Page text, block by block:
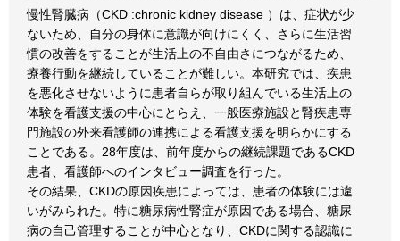
慢性腎臓病（CKD :chronic kidney disease ）は、症状が少
ないため、自分の身体に意識が向けにくく、さらに生活習
慣の改善をすることが生活上の不自由さにつながるため、
療養行動を継続していることが難しい。本研究では、疾患
を悪化させないように患者自らが取り組んでいる生活上の
体験を看護支援の中心にとらえ、一般医療施設と腎疾患専
門施設の外来看護師の連携による看護支援を明らかにする
ことである。28年度は、前年度からの継続課題であるCKD
患者、看護師へのインタビュー調査を行った。
その結果、CKDの原因疾患によっては、患者の体験には違
いがみられた。特に糖尿病性腎症が原因である場合、糖尿
病の自己管理することが中心となり、CKDに関する認識に